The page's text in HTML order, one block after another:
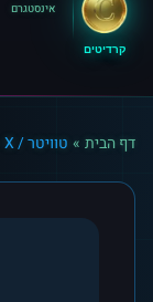
קרדיטים
אינסטגרם
דף הבית » טוויטר / X